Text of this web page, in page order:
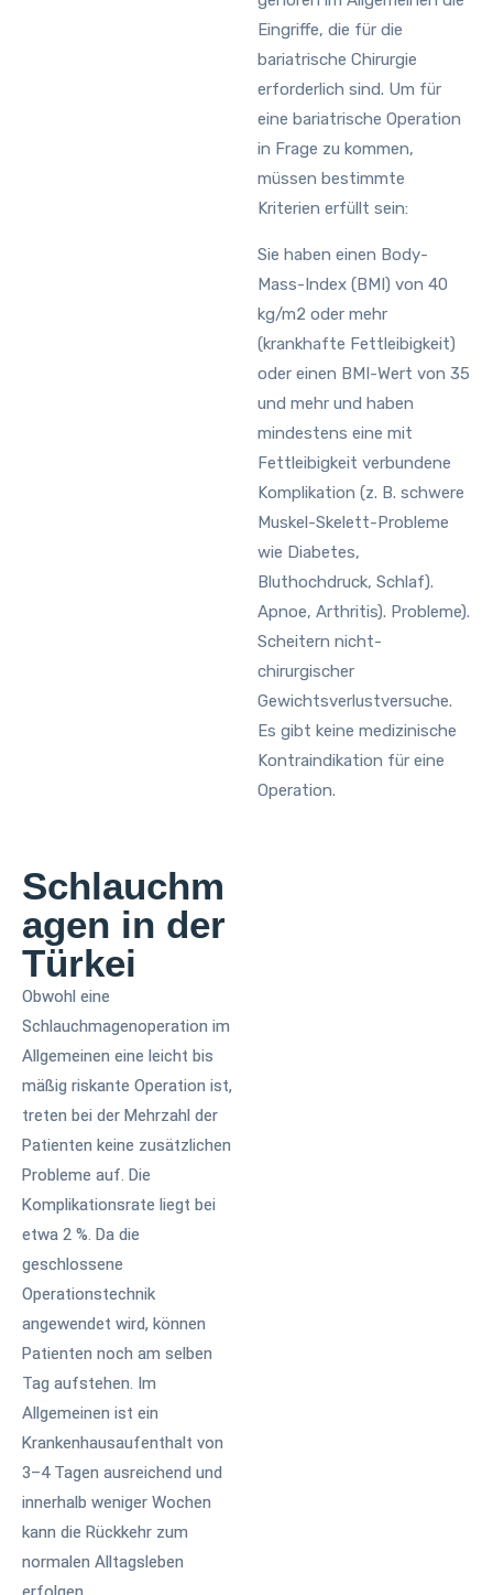
Eingriffe, die für die
bariatrische Chirurgie
erforderlich sind. Um für
eine bariatrische Operation
in Frage zu kommen,
müssen bestimmte
Kriterien erfüllt sein:
Sie haben einen Body-
Mass-Index (BMI) von 40
kg/m2 oder mehr
(krankhafte Fettleibigkeit)
oder einen BMI-Wert von 35
und mehr und haben
mindestens eine mit
Fettleibigkeit verbundene
Komplikation (z. B. schwere
Muskel-Skelett-Probleme
wie Diabetes,
Bluthochdruck, Schlaf).
Apnoe, Arthritis). Probleme).
Scheitern nicht-
chirurgischer
Gewichtsverlustversuche.
Es gibt keine medizinische
Kontraindikation für eine
Operation.
Schlauchm
agen in der
Türkei
Obwohl eine
Schlauchmagenoperation im
Allgemeinen eine leicht bis
mäßig riskante Operation ist,
treten bei der Mehrzahl der
Patienten keine zusätzlichen
Probleme auf. Die
Komplikationsrate liegt bei
etwa 2 %. Da die
geschlossene
Operationstechnik
angewendet wird, können
Patienten noch am selben
Tag aufstehen. Im
Allgemeinen ist ein
Krankenhausaufenthalt von
3–4 Tagen ausreichend und
innerhalb weniger Wochen
kann die Rückkehr zum
normalen Alltagsleben